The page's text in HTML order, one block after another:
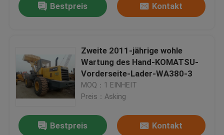
Produkte
Über uns
Fabrik-Ausflug
Bestpreis Kontakt
Zweite 2011-jährige wohle
Wartung des Hand-KOMATSU-
Vorderseite-Lader-WA380-3
MOQ：1 EINHEIT
Preis：Asking
Bestpreis Kontakt